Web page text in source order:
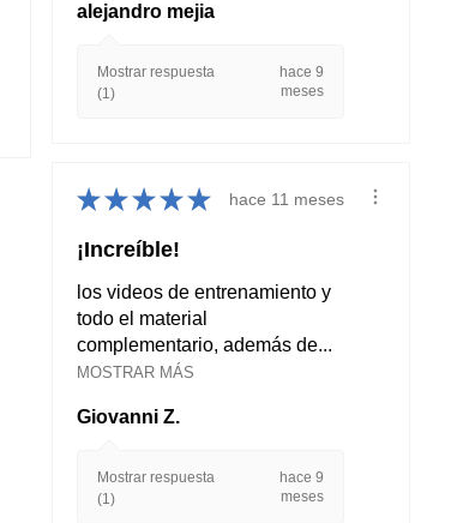
alejandro mejia
Mostrar respuesta
(1)
hace 9
meses
★ ★ ★ ★ ★ hace 11 meses
¡Increíble!
los videos de entrenamiento y
todo el material
complementario, además de...
MOSTRAR MÁS
Giovanni Z.
Mostrar respuesta
(1)
hace 9
meses